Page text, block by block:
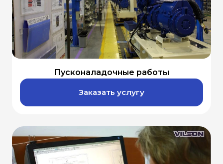
Пусконаладочные работы
Заказать услугу